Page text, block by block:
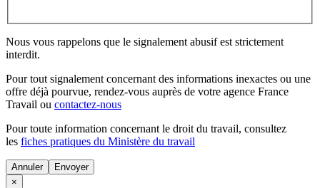
Nous vous rappelons que le signalement abusif est strictement
interdit.
Pour tout signalement concernant des informations inexactes ou une
offre déjà pourvue, rendez-vous auprès de votre agence France
Travail ou contactez-nous
Pour toute information concernant le droit du travail, consultez
les fiches pratiques du Ministère du travail
Annuler
×